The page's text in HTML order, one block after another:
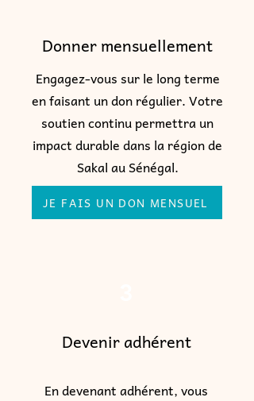
Donner mensuellement
Engagez-vous sur le long terme
en faisant un don régulier. Votre
soutien continu permettra un
impact durable dans la région de
Sakal au Sénégal.
JE FAIS UN DON MENSUEL
Devenir adhérent
En devenant adhérent, vous